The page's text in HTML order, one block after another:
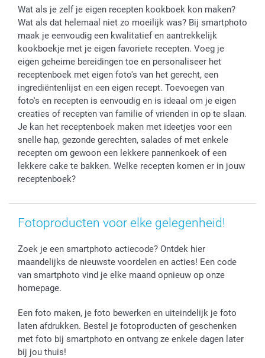
Vaderdag
Verjaardag
Geboorte
Wettelijke garantie
Privacybeleid
Cookiebeleid
Prijslijst
Jobs & Stages
Investor Relations
Grote bestellingen
Levering
Mijn orderstatus
smartfriends
Wat als je zelf je eigen recepten kookboek kon maken?
Wat als dat helemaal niet zo moeilijk was? Bij smartphoto
maak je eenvoudig een kwalitatief en aantrekkelijk
kookboekje met je eigen favoriete recepten. Voeg je
eigen geheime bereidingen toe en personaliseer het
receptenboek met eigen foto's van het gerecht, een
ingrediëntenlijst en een eigen recept. Toevoegen van
foto's en recepten is eenvoudig en is ideaal om je eigen
creaties of recepten van familie of vrienden in op te slaan.
Je kan het receptenboek maken met ideetjes voor een
snelle hap, gezonde gerechten, salades of met enkele
recepten om gewoon een lekkere pannenkoek of een
lekkere cake te bakken. Welke recepten komen er in jouw
receptenboek?
Fotoproducten voor elke gelegenheid!
Zoek je een smartphoto actiecode? Ontdek hier
maandelijks de nieuwste voordelen en acties! Een code
van smartphoto vind je elke maand opnieuw op onze
homepage.
Een foto maken, je foto bewerken en uiteindelijk je foto
laten afdrukken. Bestel je fotoproducten of geschenken
met foto bij smartphoto en ontvang ze enkele dagen later
bij jou thuis!